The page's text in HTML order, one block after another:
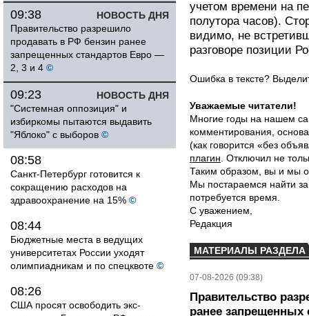
НОВОСТЬ ДНЯ
09:38
Правительство разрешило
продавать в РФ бензин ранее
запрещенных стандартов Евро —
2, 3 и 4 ©
НОВОСТЬ ДНЯ
09:23
"Системная оппозиция" и
избиркомы пытаются выдавить
"Яблоко" с выборов ©
08:58
Санкт-Петербург готовится к
сокращению расходов на
здравоохранение на 15% ©
08:44
Бюджетные места в ведущих
университетах России уходят
олимпиадникам и по спецквоте ©
08:26
США просят освободить экс-
учетом времени на
полутора часов).
видимо, не
разговоре позиции
Ошибка в тексте?
Уважаемые читатели!
Многие годы на нашем
комментирования,
(как говорится «без
плагин . Отключил не
Таким образом, вы и мы
Мы постараемся найти
потребуется время.
С уважением,
Редакция
МАТЕРИАЛЫ РАЗДЕЛА
07-08-2026 (09:38)
Правительство
ранее запрещенных